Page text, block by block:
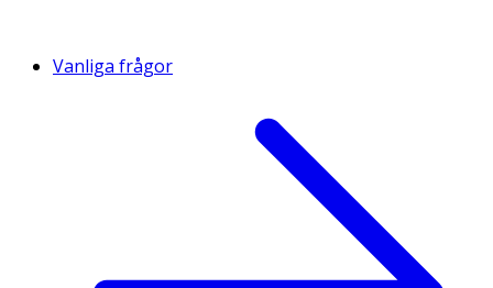
Vanliga frågor